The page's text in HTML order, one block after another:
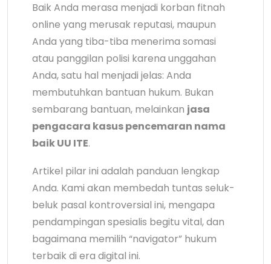
Baik Anda merasa menjadi korban fitnah
online yang merusak reputasi, maupun
Anda yang tiba-tiba menerima somasi
atau panggilan polisi karena unggahan
Anda, satu hal menjadi jelas: Anda
membutuhkan bantuan hukum. Bukan
sembarang bantuan, melainkan jasa
pengacara kasus pencemaran nama
baik UU ITE.
Artikel pilar ini adalah panduan lengkap
Anda. Kami akan membedah tuntas seluk-
beluk pasal kontroversial ini, mengapa
pendampingan spesialis begitu vital, dan
bagaimana memilih “navigator” hukum
terbaik di era digital ini.